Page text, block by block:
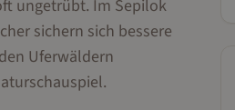
ungetrübt. Im Sepilok
sichern sich bessere
Uferwäldern